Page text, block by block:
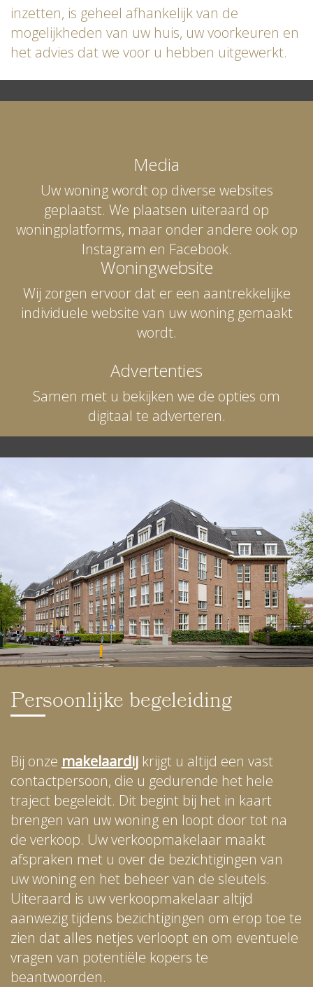
inzetten, is geheel afhankelijk van de
mogelijkheden van uw huis, uw voorkeuren en
het advies dat we voor u hebben uitgewerkt.
Media
Uw woning wordt op diverse websites
geplaatst. We plaatsen uiteraard op
woningplatforms, maar onder andere ook op
Instagram en Facebook.
Woningwebsite
Wij zorgen ervoor dat er een aantrekkelijke
individuele website van uw woning gemaakt
wordt.
Advertenties
Samen met u bekijken we de opties om
digitaal te adverteren.
Persoonlijke begeleiding
Bij onze makelaardij krijgt u altijd een vast
contactpersoon, die u gedurende het hele
traject begeleidt. Dit begint bij het in kaart
brengen van uw woning en loopt door tot na
de verkoop. Uw verkoopmakelaar maakt
afspraken met u over de bezichtigingen van
uw woning en het beheer van de sleutels.
Uiteraard is uw verkoopmakelaar altijd
aanwezig tijdens bezichtigingen om erop toe te
zien dat alles netjes verloopt en om eventuele
vragen van potentiële kopers te
beantwoorden.